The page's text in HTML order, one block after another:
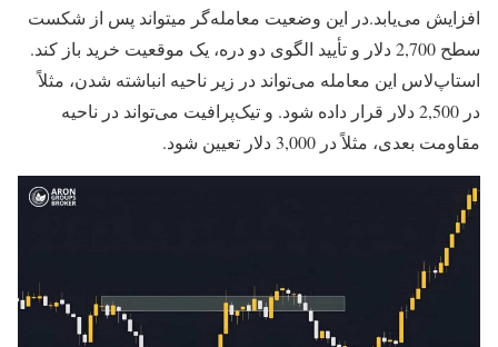
افزایش می‌یابد.در این وضعیت معامله‌گر میتواند پس از شکست
سطح 2,700 دلار و تأیید الگوی دو دره، یک موقعیت خرید باز کند.
استاپ‌لاس این معامله می‌تواند در زیر ناحیه انباشته شدن، مثلاً
در 2,500 دلار قرار داده شود. و تیک‌پرافیت می‌تواند در ناحیه
مقاومت بعدی، مثلاً در 3,000 دلار تعیین شود.